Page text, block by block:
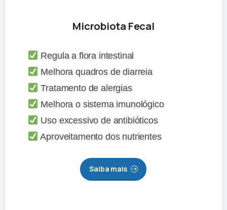
Microbiota Fecal
Regula a flora intestinal
Melhora quadros de diarreia
Tratamento de alergias
Melhora o sistema imunológico
Uso excessivo de antibióticos
Aproveitamento dos nutrientes
Saiba mais